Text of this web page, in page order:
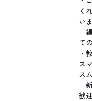
く
い
て
・
ス
ス
歓迎